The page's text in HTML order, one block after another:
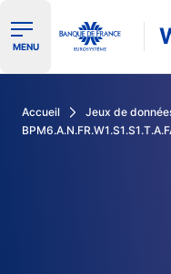
Ouvrir le menu de
MENU
Accueil Jeux de